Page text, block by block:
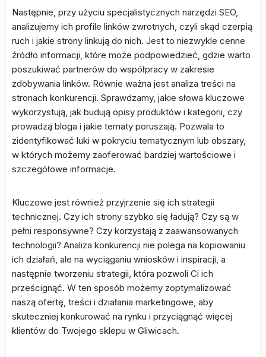
Następnie, przy użyciu specjalistycznych narzędzi SEO,
analizujemy ich profile linków zwrotnych, czyli skąd czerpią
ruch i jakie strony linkują do nich. Jest to niezwykle cenne
źródło informacji, które może podpowiedzieć, gdzie warto
poszukiwać partnerów do współpracy w zakresie
zdobywania linków. Równie ważna jest analiza treści na
stronach konkurencji. Sprawdzamy, jakie słowa kluczowe
wykorzystują, jak budują opisy produktów i kategorii, czy
prowadzą bloga i jakie tematy poruszają. Pozwala to
zidentyfikować luki w pokryciu tematycznym lub obszary,
w których możemy zaoferować bardziej wartościowe i
szczegółowe informacje.
Kluczowe jest również przyjrzenie się ich strategii
technicznej. Czy ich strony szybko się ładują? Czy są w
pełni responsywne? Czy korzystają z zaawansowanych
technologii? Analiza konkurencji nie polega na kopiowaniu
ich działań, ale na wyciąganiu wniosków i inspiracji, a
następnie tworzeniu strategii, która pozwoli Ci ich
prześcignąć. W ten sposób możemy zoptymalizować
naszą ofertę, treści i działania marketingowe, aby
skuteczniej konkurować na rynku i przyciągnąć więcej
klientów do Twojego sklepu w Gliwicach.